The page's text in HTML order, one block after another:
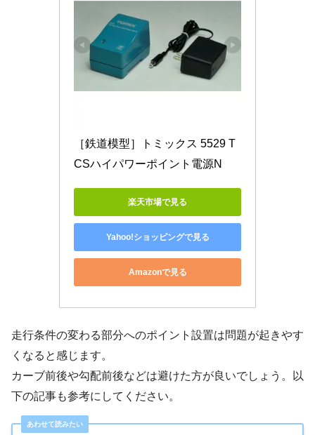
［鉄道模型］トミックス 5529 T
CSハイパワーポイント電源N
楽天市場で見る
Yahoo!ショッピングで見る
Amazonで見る
走行条件の変わる部分へのポイント設置は問題が起きやす
くなると感じます。
カーブ前後や勾配前後などは避けた方が良いでしょう。以
下の記事も参考にしてください。